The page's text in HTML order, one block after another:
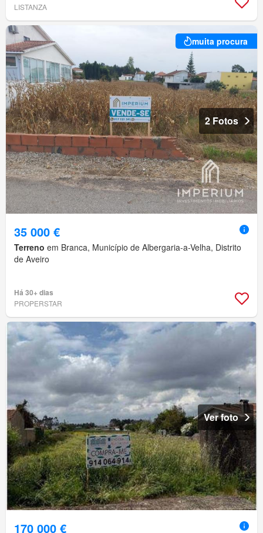
LISTANZA
muita procura
2 Fotos
35 000 €
Terreno em Branca, Município de Albergaria-a-Velha, Distrito
de Aveiro
Há 30+ dias
PROPERSTAR
Ver foto
170 000 €